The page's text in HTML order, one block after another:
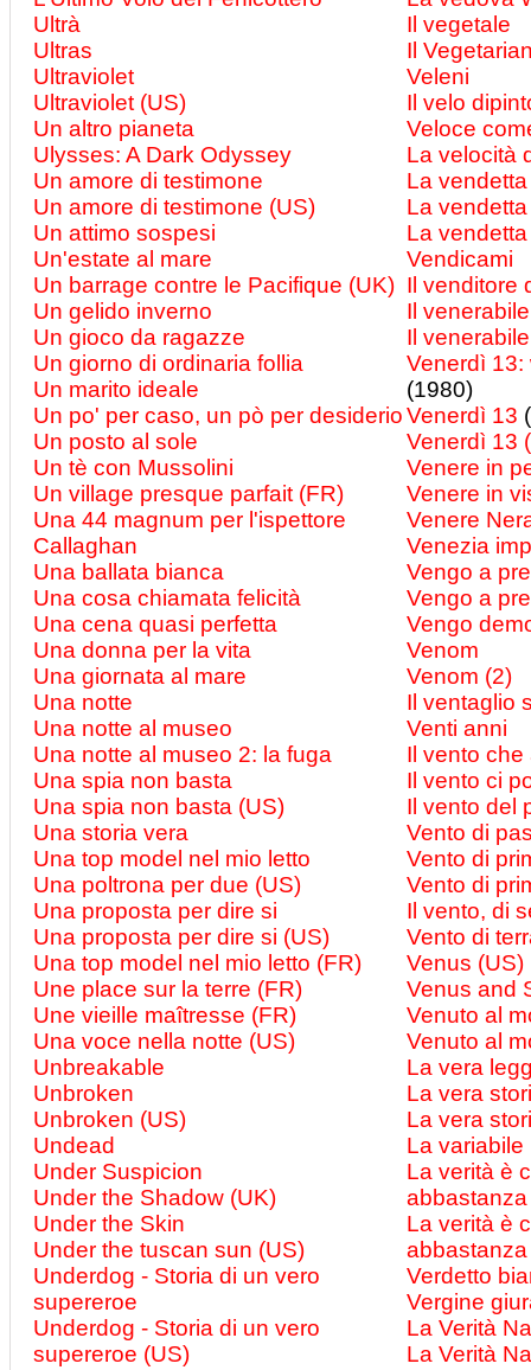
Ultrà
Ultras
Ultraviolet
Ultraviolet (US)
Un altro pianeta
Ulysses: A Dark Odyssey
Un amore di testimone
Un amore di testimone (US)
Un attimo sospesi
Un'estate al mare
Un barrage contre le Pacifique (UK)
Un gelido inverno
Un gioco da ragazze
Un giorno di ordinaria follia
Un marito ideale
Un po' per caso, un pò per desiderio
Un posto al sole
Un tè con Mussolini
Un village presque parfait (FR)
Una 44 magnum per l'ispettore
Callaghan
Una ballata bianca
Una cosa chiamata felicità
Una cena quasi perfetta
Una donna per la vita
Una giornata al mare
Una notte
Una notte al museo
Una notte al museo 2: la fuga
Una spia non basta
Una spia non basta (US)
Una storia vera
Una top model nel mio letto
Una poltrona per due (US)
Una proposta per dire si
Una proposta per dire si (US)
Una top model nel mio letto (FR)
Une place sur la terre (FR)
Une vieille maîtresse (FR)
Una voce nella notte (US)
Unbreakable
Unbroken
Unbroken (US)
Undead
Under Suspicion
Under the Shadow (UK)
Under the Skin
Under the tuscan sun (US)
Underdog - Storia di un vero
supereroe
Underdog - Storia di un vero
supereroe (US)
Il vegetale
Il
Veleni
Il velo
Veloce
La velocità
La
La
La
Vendicami
Il venditore
Il
Il
Venerdì 13:
(1980)
Venerdì 13
Venerdì 13
Venere in
Venere in
Venere
Venezia
Vengo a
Vengo a
Vengo
Venom
Venom (2)
Il ventaglio
Venti anni
Il vento
Il vento ci
Il vento del
Vento di
Vento di
Vento di
Il vento, di
Vento di
Venus (US)
Venus and
Venuto al
Venuto al
La vera
La vera
La vera
La variabile
La verità è
abbastanza
La verità è
abbastanza
Verdetto
Vergine
La Verità
La Verità